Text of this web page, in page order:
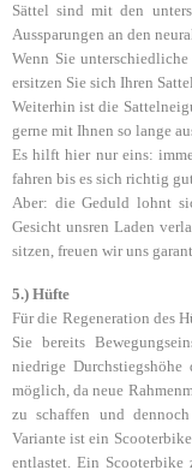
Sättel sind mit den
Aussparungen an den
Wenn Sie
ersitzen Sie sich Ihren
Weiterhin ist die
gerne mit Ihnen so lange
Es hilft hier nur eins:
fahren bis es sich richtig
Aber: die Geduld lohnt
Gesicht unsren Laden
sitzen, freuen wir uns
5.) Hüfte
Für die Regeneration des
Sie bereits
niedrige
möglich, da neue
zu schaffen und
Variante ist ein
entlastet. Ein Scooterbike